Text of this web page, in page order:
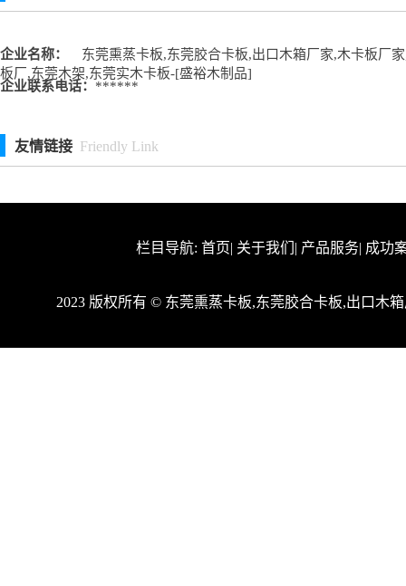
企业名称：
东莞熏蒸卡板,东莞胶合卡板,出口木箱厂家,木卡板厂
板厂,东莞木架,东莞实木卡板-[盛裕木制品]
企业联系电话： ******
友情链接 Friendly Link
栏目导航: 首页| 关于我们 | 产品服务| 成功
2023 版权所有 © 东莞熏蒸卡板,东莞胶合卡板,出口木